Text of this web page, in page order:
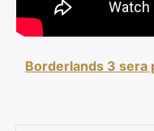
Borderlands 3 sera